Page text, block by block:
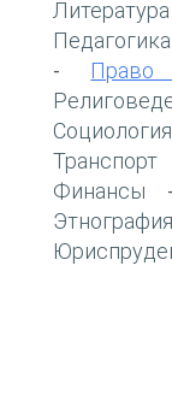
Литература
Педагогика
- Право
Социология
Транспорт
Финансы